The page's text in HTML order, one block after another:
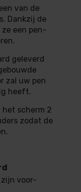
van de
Dankzij de
een pen-
geleverd
zal uw pen
heeft.
het scherm 2
zodat de
zijn voor-